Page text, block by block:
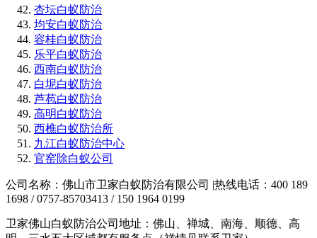
杏坛白蚁防治
均安白蚁防治
容桂白蚁防治
乐平白蚁防治
西南白蚁防治
白坭白蚁防治
芦苞白蚁防治
高明白蚁防治
西樵白蚁防治所
九江白蚁防治中心
官窑除白蚁公司
公司名称：佛山市卫家白蚁防治有限公司 |热线电话：400 189
1698 / 0757-85703413 / 150 1964 0199
卫家佛山白蚁防治公司地址：佛山、禅城、南海、顺德、高